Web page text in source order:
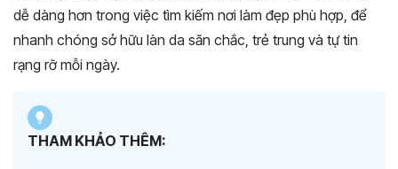
dễ dàng hơn trong việc tìm kiếm nơi làm đẹp phù hợp, để
nhanh chóng sở hữu làn da săn chắc, trẻ trung và tự tin
rạng rỡ mỗi ngày.
THAM KHẢO THÊM: